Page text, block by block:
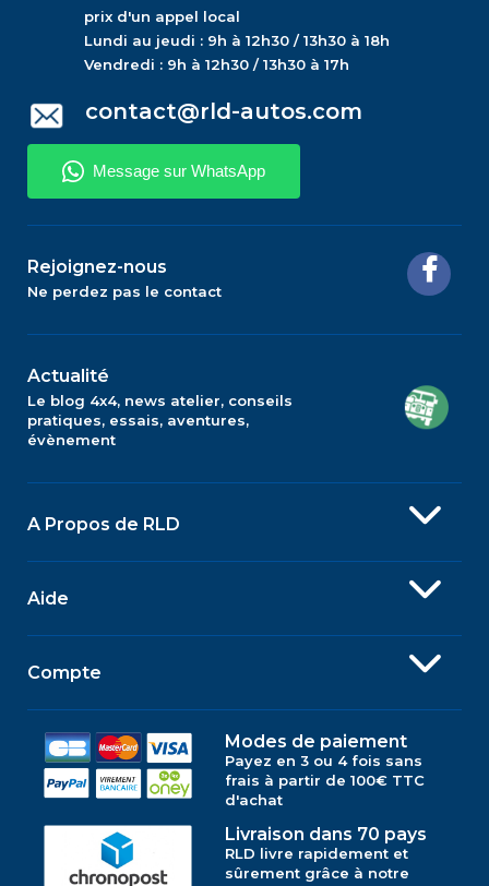
prix d'un appel local
Lundi au jeudi : 9h à 12h30 / 13h30 à 18h
Vendredi : 9h à 12h30 / 13h30 à 17h
contact@rld-autos.com
Rejoignez-nous
Ne perdez pas le contact
Actualité
Le blog 4x4, news atelier, conseils
pratiques, essais, aventures,
évènement
A Propos de RLD
Aide
Compte
Modes de paiement
Payez en 3 ou 4 fois sans
frais à partir de 100€ TTC
d'achat
Livraison dans 70 pays
RLD livre rapidement et
sûrement grâce à notre